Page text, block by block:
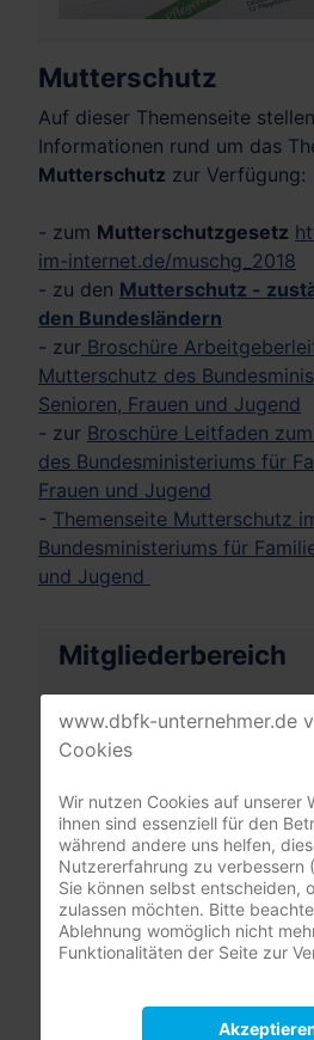
Mutterschutz
Auf dieser Themenseite
Informationen rund um das
Mutterschutz zur Verfügung:
- zum Mutterschutzgesetz
im-internet.de/muschg_2018
- zu den Mutterschutz -
den Bundesländern
- zur Broschüre
Mutterschutz des
Senioren, Frauen und Jugend
- zur Broschüre Leitfaden
des Bundesministeriums für
Frauen und Jugend
- Themenseite Mutterschutz
Bundesministeriums für
und Jugend
Mitgliederbereich
nur registrierte
(DBfK Nordwest + Südost)
Benutzername
Passwort
Angemeldet bleiben
www.dbfk-unternehmer.de
Cookies
Wir nutzen Cookies auf unserer
ihnen sind essenziell für den
während andere uns helfen,
Nutzererfahrung zu verbessern
Sie können selbst entscheiden,
zulassen möchten. Bitte
Ablehnung womöglich nicht
Funktionalitäten der Seite zur